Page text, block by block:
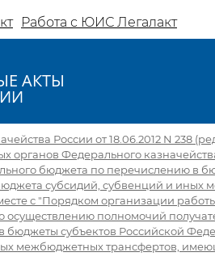
Работа с ЮИС Легалакт
АКТЫ
России от 18.06.2012 N 238
органов Федерального
бюджета по перечислению в
субсидий, субвенций и
с "Порядком организации
осуществлению полномочий
бюджеты субъектов Российской
межбюджетных трансфертов,